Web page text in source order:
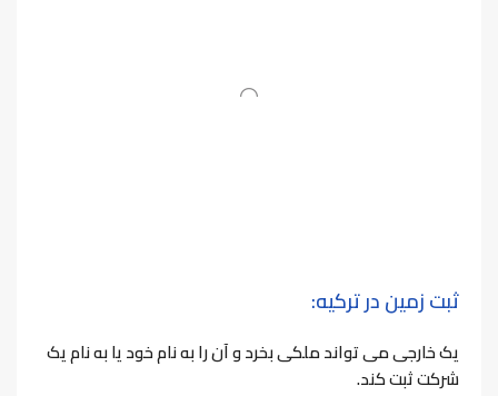
ثبت زمین در ترکیه:
یک خارجی می تواند ملکی بخرد و آن را به نام خود یا به نام یک
شرکت ثبت کند.